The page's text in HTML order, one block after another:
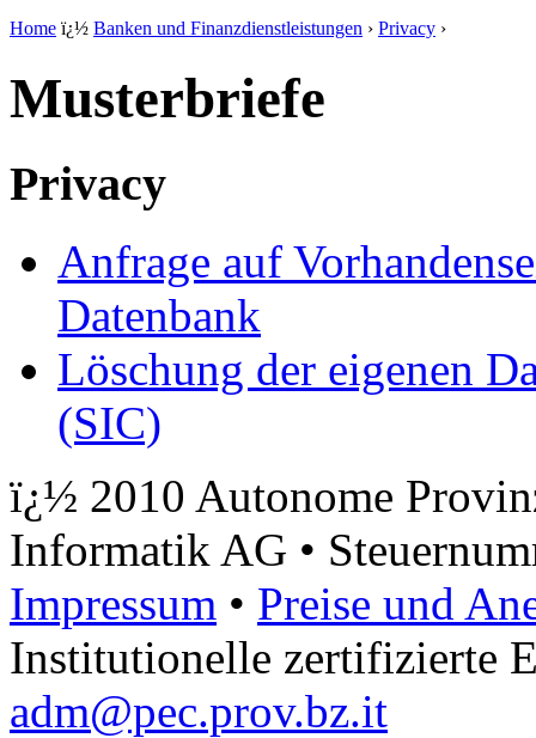
Home ï¿½ Banken und Finanzdienstleistungen › Privacy ›
Musterbriefe
Privacy
Anfrage auf
Datenbank
Löschung der eigenen
(SIC)
ï¿½ 2010 Autonome
Informatik AG •
Impressum • Preise und
Institutionelle zertifizierte
adm@pec.prov.bz.it